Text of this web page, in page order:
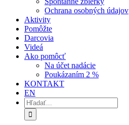
Ochrana osobných údajov
Aktivity
Pomôžte
Darcovia
Videá
Ako pomôcť
Na účet nadácie
Poukázaním 2 %
KONTAKT
EN
Hľadať: